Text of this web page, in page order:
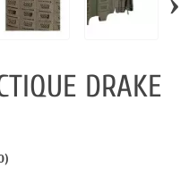
DRAKE